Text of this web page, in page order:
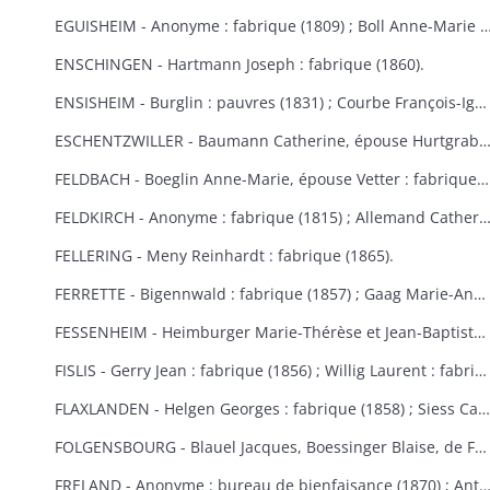
EGUISHEIM - Anonyme : fabrique (1809) ; Boll Anne-Marie : bureau de bienfaisance (1829) ; Brucker François Joseph : fabrique (1846) ; Burglin François Xavier : fabrique (1831) ; Hertzog, de Logelbach, Wehrlé Antoine : hospice (1863) ; Ludwig Jean : fabrique (1829) ; Meyer Véronique : fabrique (1809) ; Raffat Ignace : bureau de bienfaisance (fondation Boll, 1862) ; Schultz Anne-Marie : fabrique (1823) ; Strub Elisabeth : fabrique (1824).
ENSCHINGEN - Hartmann Joseph : fabrique (1860).
ENSISHEIM - Burglin : pauvres (1831) ; Courbe François-Ignace : pauvres (1834) ; Goeb Thérèse : fabrique (1870) ; Hobig Joseph, Roth Catherine : fabrique (1832) ; Kaistling Françoise : fabrique (1820) ; Krafft Charles : fabrique (1861) ; Mordilliat Marguerite : fabrique (1835) ; Mutz Anne-Marie : fabrique et pauvres (1833) ; Rumbach Catherine, épouse Schmitt : fabrique (1836) ; Zeller Thérèse : bureau de bienfaisance (1848).
ESCHENTZWILLER - Baumann Catherine, épouse Hurtgraber : fabrique (1849) ; Butsch Henri, Sibus Françoise : fabrique (1855) ; Ernst Jean-Baptiste : fabrique (1853) ; Jeltsch Pancrace : bureau de bienfaisance (1865) ; Rieter Jean-Baptiste : pauvres (1842) ; Wolff Agathe, épouse Reng : fabrique (1840).
FELDBACH - Boeglin Anne-Marie, épouse Vetter : fabrique et pauvres (1850-1853).
FELDKIRCH - Anonyme : fabrique (1815) ; Allemand Catherine : fabrique (1840) ; Friess Marie-Anne : fabrique de Bollwiller et Feldkirch (1825) (voir aussi Bollwiller) ; Geiller Apolline, épouse Riber : fabrique (1847) ; Neff Etienne, Michel Madeleine, épouse Martin, de Bollwiller : fabrique (1834) ; Pfulb François-Joseph : fabriques de Feldkirch et Bollwiller (1819) ; Pfulb Rémi, de Bollwiller : fabrique (1835-1846) ; épouse Pfulb Richard, Mayer Catherine, épouse Zagula, Strieh Elisabeth, épouse Fries : fabrique (1838) ; Strub Rémi, père, Durwell Jean-Adam : fabrique (1834) ; Willemann Marie-Anne, épouse Riber : fabrique (1839).
FELLERING - Meny Reinhardt : fabrique (1865).
FERRETTE - Bigennwald : fabrique (1857) ; Gaag Marie-Anne : bureau de bienfaisance et fabrique de Traubach-le-Haut (1869-1870) ; Gerbaulet Guillaume : bureau de bienfaisance et commune (1845-1858) ; Koechlin André : bureau de bienfaisance (1847) ; Schirmer, de Colmar : bureau de bienfaisance (1847).
FESSENHEIM - Heimburger Marie-Thérèse et Jean-Baptiste : fabrique (1862-1868) ; Schönauer Jacques : fabrique (1845).
FISLIS - Gerry Jean : fabrique (1856) ; Willig Laurent : fabrique (1853).
FLAXLANDEN - Helgen Georges : fabrique (1858) ; Siess Catherine, épouse Meyer : fabrique (1846) ; Steib Catherine, épouse Helgen : fabrique (1854) ; Steib Elisabeth, épouse Sies : fabrique (1851).
FOLGENSBOURG - Blauel Jacques, Boessinger Blaise, de Folgensbourg, Linder Anne-Marie, épouse Duringer, Moser, de Hagenthal-le-Haut, Runser Jacques, Runser Simon, héritiers Studer Philippe, Thannberger de Blotzheim : fabrique (1834-1839) ; Wicky Marie-Anne : commune (1865).
FRELAND - Anonyme : bureau de bienfaisance (1870) ; Antoine Jean-Nicolas : bureau de bienfaisance (1862) ; Bertrand Catherine : commune, fabrique et école (1823) ; Bertrand Marie-Catherine : fabrique (1853) ; Herqué Antoine : bureau de bienfaisance (1856).